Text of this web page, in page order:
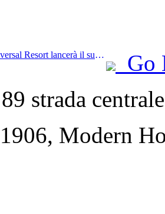
Prev:Il Beijing Universal Resort lancerà il suo evento universale del Capodanno cinese il 23 gennaio, che durerà 40 giorni.
Go
strada
Modern